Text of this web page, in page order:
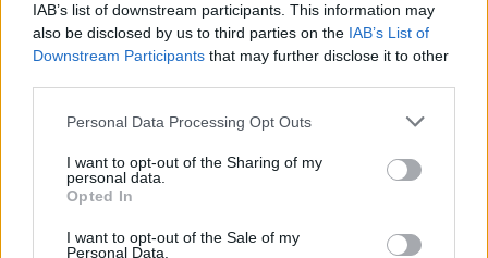
IAB’s list of downstream participants. This information may
also be disclosed by us to third parties on the IAB’s List of
Downstream Participants that may further disclose it to other
Please note that this website/app uses one or more Google
not limited to your visit or usage behaviour. You may click to
grant or deny consent to Google and its third-party tags to
use your data for below specified purposes in below Google
consent section.
Personal Data Processing Opt Outs
I want to opt-out of the Sharing of my
personal data.
Opted In
I want to opt-out of the Sale of my
Personal Data.
Kövess minket, és értesülj a friss hírekről a
Facebookon is!